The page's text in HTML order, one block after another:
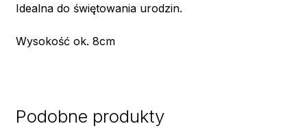
Idealna do świętowania urodzin.
Wysokość ok. 8cm
Podobne produkty